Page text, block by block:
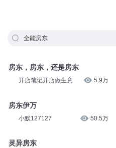
全能房东
房东，房东，还是房东
开店笔记开店做生意 5.9万
房东伊万
小默127127 50.5万
灵异房东